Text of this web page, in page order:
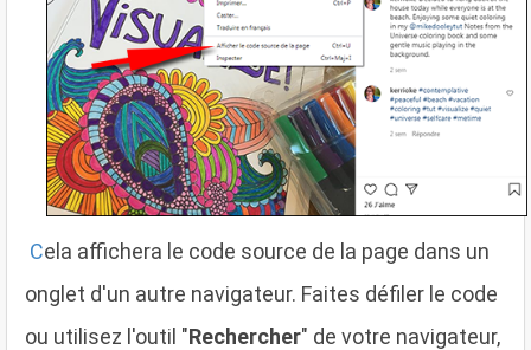
Cela affichera le code source de la page dans un
onglet d'un autre navigateur. Faites défiler le code
ou utilisez l'outil "Rechercher" de votre navigateur,